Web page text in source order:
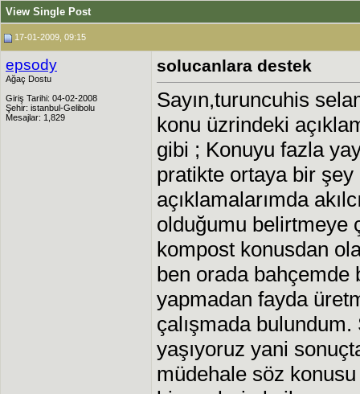
View Single Post
17-01-2009, 09:15
epsody
Ağaç Dostu
Giriş Tarihi: 04-02-2008
Şehir: istanbul-Gelibolu
Mesajlar: 1,829
solucanlara destek
Sayın,turuncuhis
konu üzrindeki
gibi ; Konuyu fazla
pratikte ortaya bir
açıklamalarımda
olduğumu belirtmeye
kompost konusdan
ben orada bahçemde
yapmadan fayda
çalışmada
yaşıyoruz yani
müdehale söz konusu